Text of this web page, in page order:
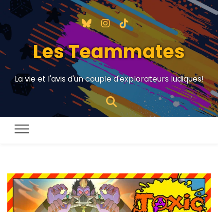
Les Teammates
La vie et l'avis d'un couple d'explorateurs ludiques!